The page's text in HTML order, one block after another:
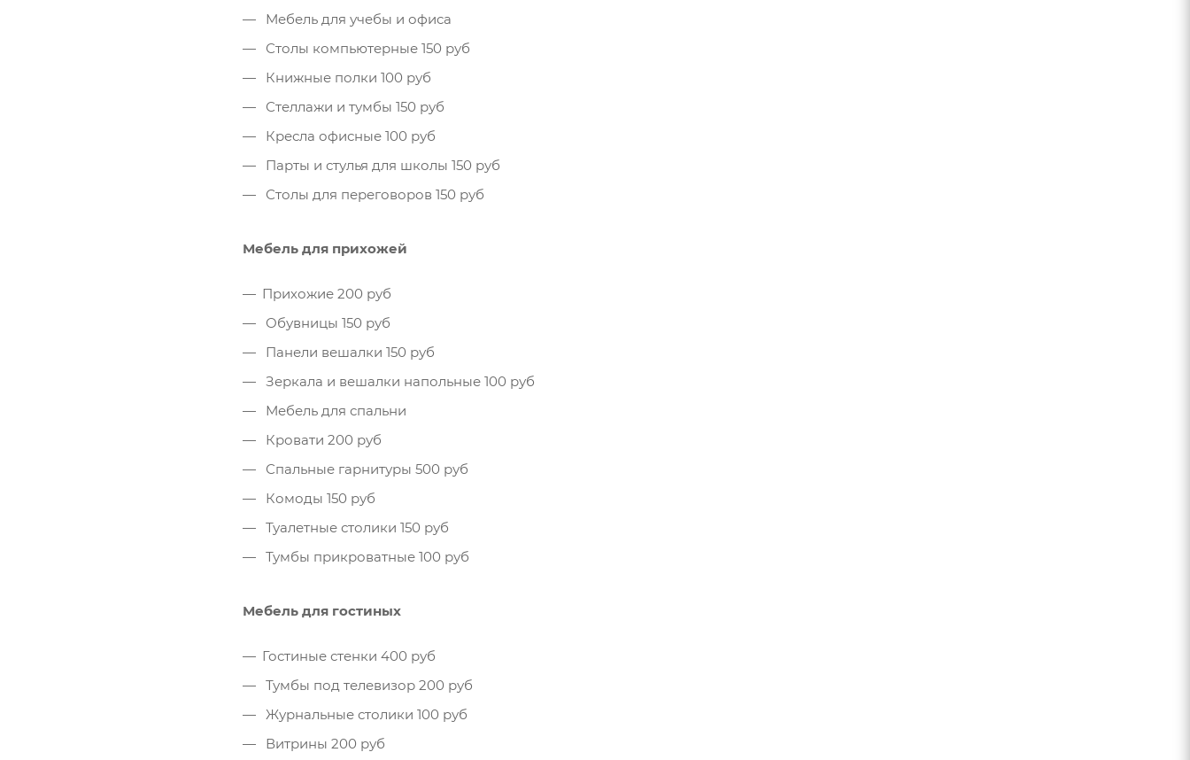
Мебель для учебы и офиса
Столы компьютерные 150 руб
Книжные полки 100 руб
Стеллажи и тумбы 150 руб
Кресла офисные 100 руб
Парты и стулья для школы 150 руб
Столы для переговоров 150 руб
Мебель для прихожей
Прихожие 200 руб
Обувницы 150 руб
Панели вешалки 150 руб
Зеркала и вешалки напольные 100 руб
Мебель для спальни
Кровати 200 руб
Спальные гарнитуры 500 руб
Комоды 150 руб
Туалетные столики 150 руб
Тумбы прикроватные 100 руб
Мебель для гостиных
Гостиные стенки 400 руб
Тумбы под телевизор 200 руб
Журнальные столики 100 руб
Витрины 200 руб